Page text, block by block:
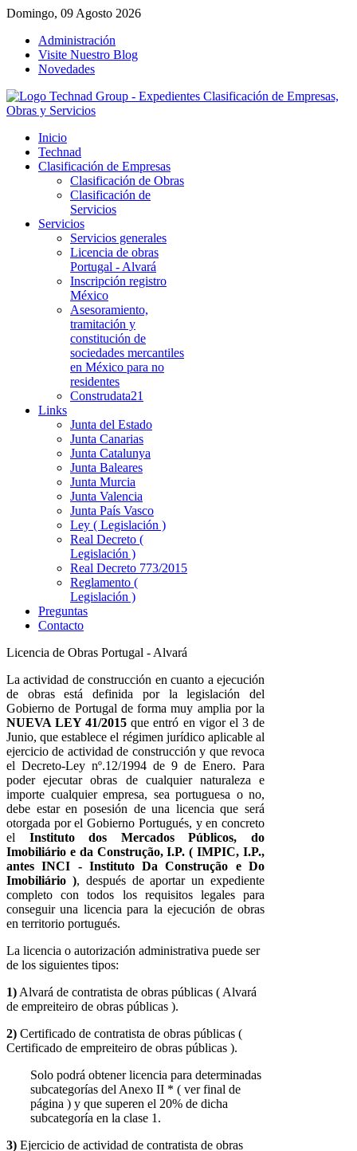
Domingo, 09 Agosto 2026
Administración
Visite Nuestro Blog
Novedades
Inicio
Technad
Clasificación de Empresas
Clasificación de Obras
Clasificación de
Servicios
Servicios
Servicios generales
Licencia de obras
Portugal - Alvará
Inscripción registro
México
Asesoramiento,
tramitación y
constitución de
sociedades mercantiles
en México para no
residentes
Construdata21
Links
Junta del Estado
Junta Canarias
Junta Catalunya
Junta Baleares
Junta Murcia
Junta Valencia
Junta País Vasco
Ley ( Legislación )
Real Decreto (
Legislación )
Real Decreto 773/2015
Reglamento (
Legislación )
Preguntas
Contacto
Licencia de Obras Portugal - Alvará
La actividad de construcción en cuanto a ejecución
de obras está definida por la legislación del
Gobierno de Portugal de forma muy amplia por la
NUEVA LEY 41/2015 que entró en vigor el 3 de
Junio, que establece el régimen jurídico aplicable al
ejercicio de actividad de construcción y que revoca
el Decreto-Ley nº.12/1994 de 9 de Enero. Para
poder ejecutar obras de cualquier naturaleza e
importe cualquier empresa, sea portuguesa o no,
debe estar en posesión de una licencia que será
otorgada por el Gobierno Portugués, y en concreto
el Instituto dos Mercados Públicos, do
Imobiliário e da Construção, I.P. ( IMPIC, I.P.,
antes INCI - Instituto DaConstrução e Do
Imobiliário ), después de aportar un expediente
completo con todos los requisitos legales para
conseguir una licencia para la ejecución de obras
en territorio portugués.
La licencia o autorización administrativa puede ser
de los siguientes tipos:
1) Alvará de contratista de obras públicas ( Alvará
de empreiteiro de obras públicas ).
2) Certificado de contratista de obras públicas (
Certificado de empreiteiro de obras públicas ).
Solo podrá obtener licencia para determinadas
subcategorías del Anexo II * ( ver final de
página ) y que superen el 20% de dicha
subcategoría en la clase 1.
3) Ejercicio de actividad de contratista de obras